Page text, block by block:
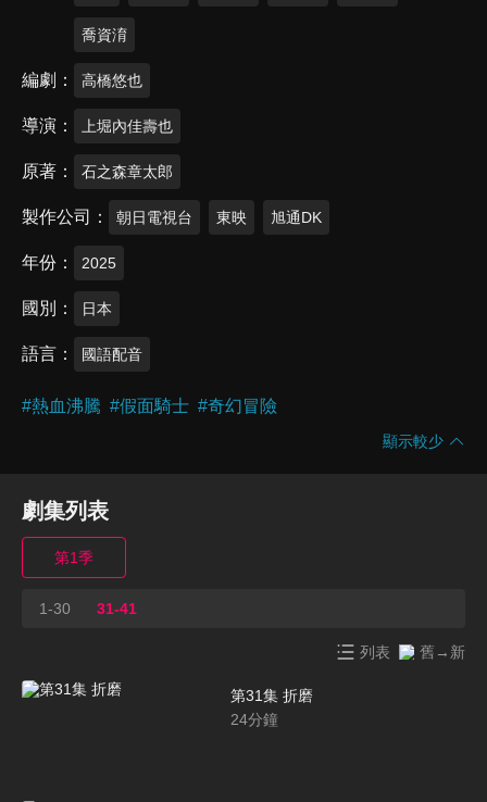
喬資淯
編劇 高橋悠也
導演 上堀內佳壽也
原著 石之森章太郎
製作公司 朝日電視台 東映 旭通DK
年份 2025
國別 日本
語言 國語配音
#熱血沸騰 #假面騎士 #奇幻冒險
顯示較少
劇集列表
第1季
1-30 31-41
列表 舊→新
第31集 折磨
24分鐘